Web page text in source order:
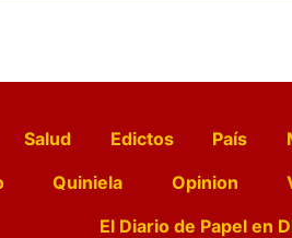
Salud Edictos País
Quiniela Opinion
El Diario de Papel en